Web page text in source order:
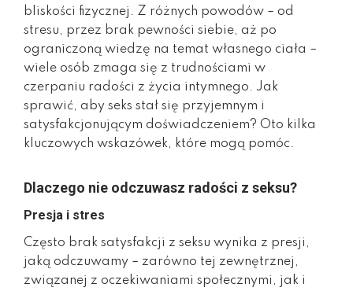
bliskości fizycznej. Z różnych powodów – od
stresu, przez brak pewności siebie, aż po
ograniczoną wiedzę na temat własnego ciała –
wiele osób zmaga się z trudnościami w
czerpaniu radości z życia intymnego. Jak
sprawić, aby seks stał się przyjemnym i
satysfakcjonującym doświadczeniem? Oto kilka
kluczowych wskazówek, które mogą pomóc.
Dlaczego nie odczuwasz radości z seksu?
Presja i stres
Często brak satysfakcji z seksu wynika z presji,
jaką odczuwamy – zarówno tej zewnętrznej,
związanej z oczekiwaniami społecznymi, jak i